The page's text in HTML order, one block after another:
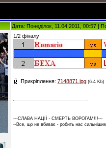
Дата: Понеділок, 11.04.2011, 00:57 |
1/2 фіналу:
Прикріплення: 7148871.jpg (6.4 Kb)
---СЛАВА НАЦІЇ - СМЕРТЬ ВОРОГАМ!!!---
--Все, що не вбиває - робить нас